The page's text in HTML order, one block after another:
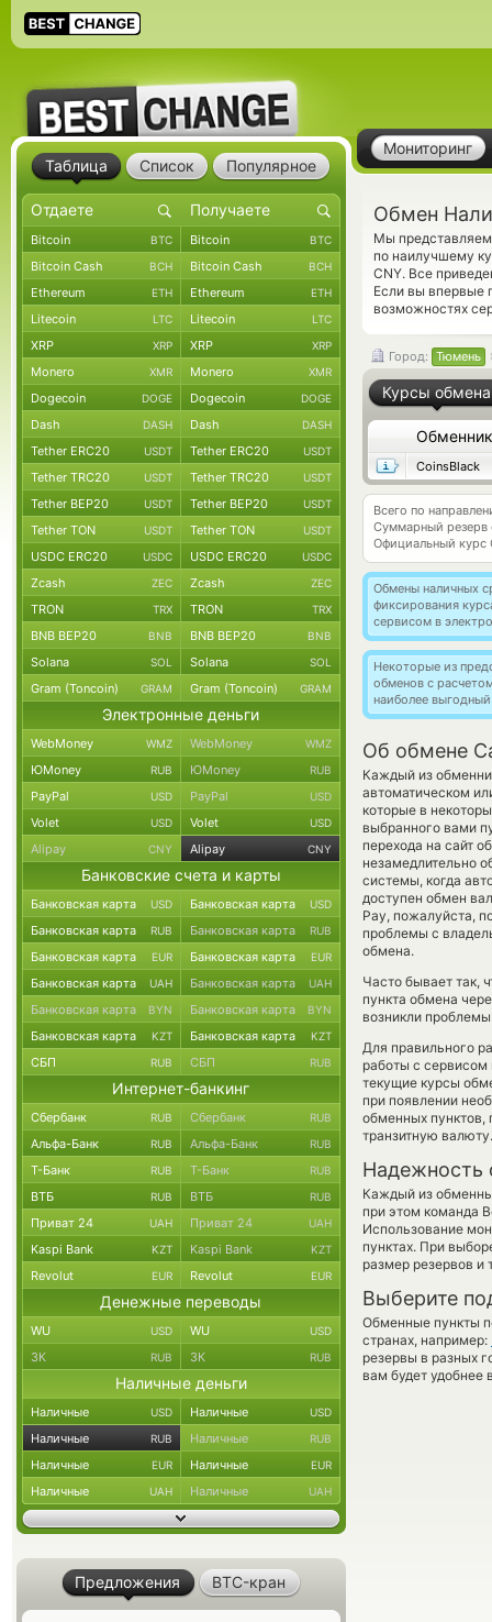
Мониторинг
Обмен
Мы
по наилучшему
CNY. Все
Если вы впервые
возможностях
Город: Тюмень
Курсы обмена
Обменник
CoinsBlack
Всего по
Суммарный резерв
Официальный курс
Обмены наличных
фиксирования
сервисом в
Некоторые из
обменов с
наиболее
Об обмене
Каждый из
автоматическом
которые в
выбранного вами
перехода на сайт
незамедлительно
системы, когда
доступен обмен
Pay, пожалуйста,
проблемы с
обмена.
Часто бывает так,
пункта обмена
возникли
Для правильного
работы с
текущие курсы
при появлении
обменных
транзитную валюту.
Надежность
Каждый из
при этом команда
Использование
пунктах. При
размер резервов и
Выберите
Обменные пункты
странах, например:
резервы в разных
вам будет удобнее
Таблица Список Популярное
Bitcoin BTC Bitcoin BTC
Bitcoin Cash BCH Bitcoin Cash BCH
Ethereum ETH Ethereum ETH
Litecoin LTC Litecoin LTC
XRP XRP XRP XRP
Monero XMR Monero XMR
Dogecoin DOGE Dogecoin DOGE
Dash DASH Dash DASH
Tether ERC20 USDT Tether ERC20 USDT
Tether TRC20 USDT Tether TRC20 USDT
Tether BEP20 USDT Tether BEP20 USDT
Tether TON USDT Tether TON USDT
USDC ERC20 USDC USDC ERC20 USDC
Zcash ZEC Zcash ZEC
TRON TRX TRON TRX
BNB BEP20 BNB BNB BEP20 BNB
Solana SOL Solana SOL
Gram (Toncoin) GRAM Gram (Toncoin) GRAM
Электронные деньги
WebMoney WMZ WebMoney WMZ
ЮMoney RUB ЮMoney RUB
PayPal USD PayPal USD
Volet USD Volet USD
Alipay CNY Alipay CNY
Банковские счета и карты
Банковская карта USD Банковская карта USD
Банковская карта RUB Банковская карта RUB
Банковская карта EUR Банковская карта EUR
Банковская карта UAH Банковская карта UAH
Банковская карта BYN Банковская карта BYN
Банковская карта KZT Банковская карта KZT
СБП RUB СБП RUB
Интернет-банкинг
Сбербанк RUB Сбербанк RUB
Альфа-Банк RUB Альфа-Банк RUB
Т-Банк RUB Т-Банк RUB
ВТБ RUB ВТБ RUB
Приват 24 UAH Приват 24 UAH
Kaspi Bank KZT Kaspi Bank KZT
Revolut EUR Revolut EUR
Денежные переводы
WU USD WU USD
ЗК RUB ЗК RUB
Наличные деньги
Наличные USD Наличные USD
Наличные RUB Наличные RUB
Наличные EUR Наличные EUR
Наличные UAH Наличные UAH
Предложения BTC-кран